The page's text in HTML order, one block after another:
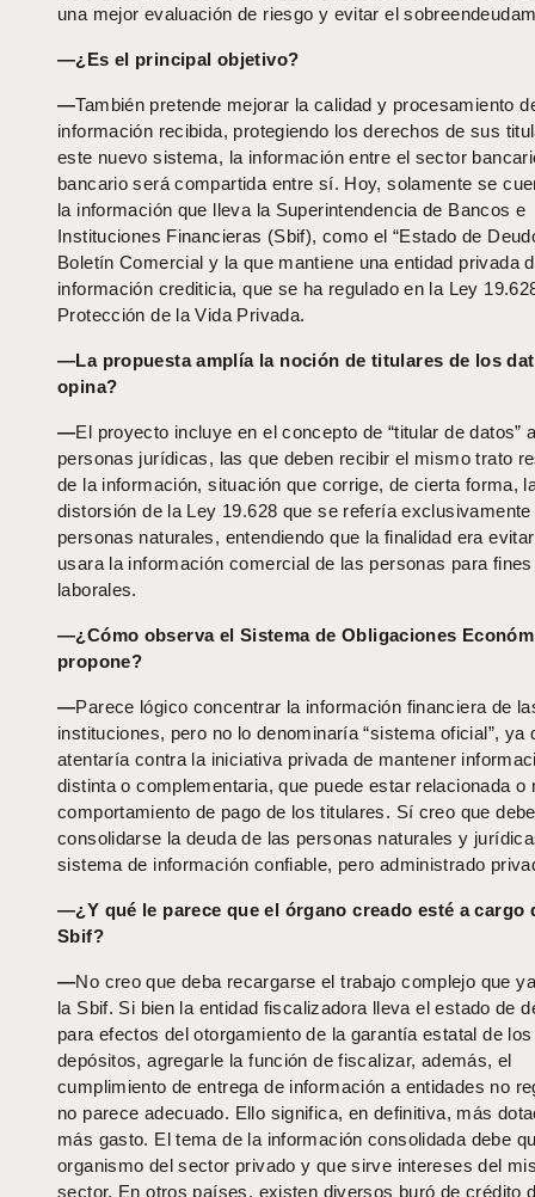
una mejor evaluación de riesgo y evitar el
—¿Es el principal objetivo?
—También pretende mejorar la calidad y procesamiento
información recibida, protegiendo los derechos de sus
este nuevo sistema, la información entre el sector
bancario será compartida entre sí. Hoy, solamente se
la información que lleva la Superintendencia de Bancos e
Instituciones Financieras (Sbif), como el “Estado de
Boletín Comercial y la que mantiene una entidad privada
información crediticia, que se ha regulado en la Ley
Protección de la Vida Privada.
—La propuesta amplía la noción de titulares de los
opina?
—El proyecto incluye en el concepto de “titular de datos”
personas jurídicas, las que deben recibir el mismo trato
de la información, situación que corrige, de cierta forma,
distorsión de la Ley 19.628 que se refería
personas naturales, entendiendo que la finalidad era
usara la información comercial de las personas para fines
laborales.
—¿Cómo observa el Sistema de Obligaciones
propone?
—Parece lógico concentrar la información financiera de
instituciones, pero no lo denominaría “sistema oficial”, ya
atentaría contra la iniciativa privada de mantener
distinta o complementaria, que puede estar relacionada o
comportamiento de pago de los titulares. Sí creo que debe
consolidarse la deuda de las personas naturales y
sistema de información confiable, pero administrado
—¿Y qué le parece que el órgano creado esté a cargo
Sbif?
—No creo que deba recargarse el trabajo complejo que
la Sbif. Si bien la entidad fiscalizadora lleva el estado de
para efectos del otorgamiento de la garantía estatal de los
depósitos, agregarle la función de fiscalizar, además, el
cumplimiento de entrega de información a entidades no
no parece adecuado. Ello significa, en definitiva, más
más gasto. El tema de la información consolidada debe
organismo del sector privado y que sirve intereses del
sector. En otros países, existen diversos buró de crédito